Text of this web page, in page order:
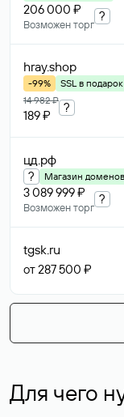
206 000 ₽
Возможен торг
?
hray.shop
-99%
SSL в подарок
14 982 ₽
189 ₽
?
цд.рф
? Магазин доменов
3 089 999 ₽
Возможен торг
?
tgsk.ru
от 287 500 ₽
Для чего